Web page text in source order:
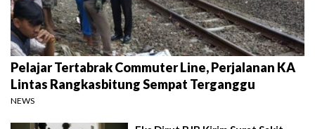
Pelajar Tertabrak Commuter Line, Perjalanan KA
Lintas Rangkasbitung Sempat Terganggu
NEWS